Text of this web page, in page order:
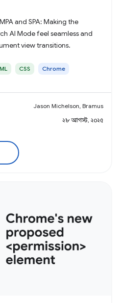
and SPA: Making the
AI Mode feel seamless and
view transitions.
CSS Chrome
Jason Michelson, Bramus
২৮ আগস্ট, ২০২৫